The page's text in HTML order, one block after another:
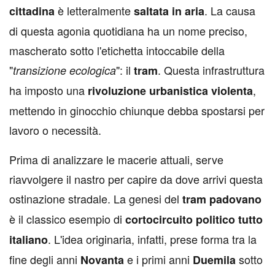
cittadinaè letteralmentesaltata in aria. La causa
di questa agonia quotidiana ha un nome preciso,
mascherato sotto l'etichetta intoccabile della
"transizione ecologica": il tram. Questa infrastruttura
ha imposto una rivoluzione urbanisticaviolenta,
mettendo in ginocchio chiunque debba spostarsi per
lavoro o necessità.
Prima di analizzare le macerie attuali, serve
riavvolgere il nastro per capire da dove arrivi questa
ostinazione stradale. La genesi del tram padovano
è il classico esempio di cortocircuito politicotutto
italiano. L'idea originaria, infatti, prese forma tra la
fine degli anni Novantae i primi anni Duemilasotto